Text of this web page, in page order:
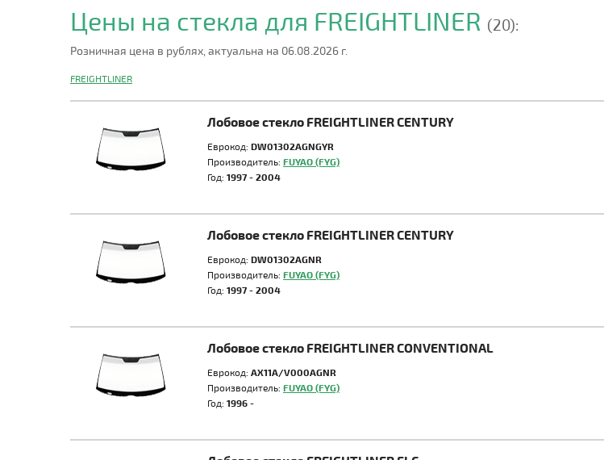
Цены на стекла для FREIGHTLINER (20):
Розничная цена в рублях, актуальна на 06.08.2026 г.
FREIGHTLINER
Лобовое стекло FREIGHTLINER CENTURY
Еврокод: DW01302AGNGYR
Производитель: FUYAO (FYG)
Год: 1997 - 2004
Лобовое стекло FREIGHTLINER CENTURY
Еврокод: DW01302AGNR
Производитель: FUYAO (FYG)
Год: 1997 - 2004
Лобовое стекло FREIGHTLINER CONVENTIONAL
Еврокод: AX11A/V000AGNR
Производитель: FUYAO (FYG)
Год: 1996 -